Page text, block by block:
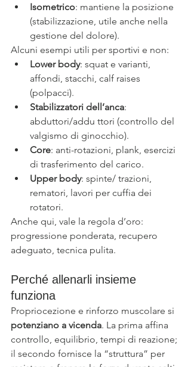
Isometrico: mantiene la posizione
(stabilizzazione, utile anche nella
gestione del dolore).
Alcuni esempi utili per sportivi e non:
Lower body: squat e varianti,
affondi, stacchi, calf raises
(polpacci).
Stabilizzatori dell’anca:
abduttori/addu ttori (controllo del
valgismo di ginocchio).
Core: anti-rotazioni, plank, esercizi
di trasferimento del carico.
Upper body: spinte/ trazioni,
rematori, lavori per cuffia dei
rotatori.
Anche qui, vale la regola d’oro:
progressione ponderata, recupero
adeguato, tecnica pulita.
Perché allenarli insieme
funziona
Propriocezione e rinforzo muscolare si
potenziano a vicenda. La prima affina
controllo, equilibrio, tempi di reazione;
il secondo fornisce la “struttura” per